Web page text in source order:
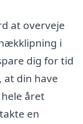
at overveje
i
dig for tid
at din have
året
en